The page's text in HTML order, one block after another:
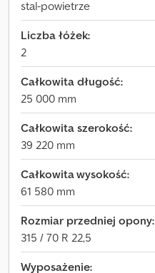
stal-powietrze
Liczba łóżek:
2
Całkowita długość:
25 000 mm
Całkowita szerokość:
39 220 mm
Całkowita wysokość:
61 580 mm
Rozmiar przedniej opony:
315 / 70 R 22,5
Wyposażenie: